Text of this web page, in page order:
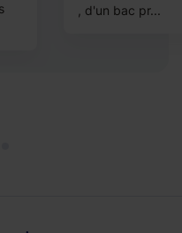
, d'un bac pr...